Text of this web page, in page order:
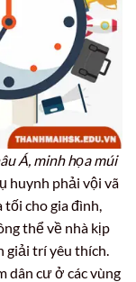
Á, minh họa múi
huynh phải vội vã
cho gia đình,
thể về nhà kịp
trí yêu thích.
dân cư ở các vùng